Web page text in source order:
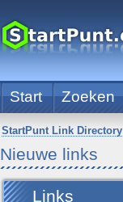
Start Zoeken
StartPunt Link Directory
Nieuwe links
Links